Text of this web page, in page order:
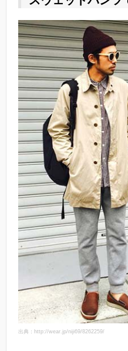
出典：http://wear.jp/niji69/8262259/